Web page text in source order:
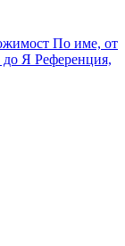
По име, от
до Я Референция,